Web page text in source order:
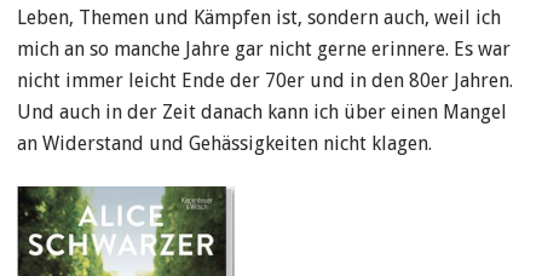
Leben, Themen und Kämpfen ist, sondern auch, weil ich
mich an so manche Jahre gar nicht gerne erinnere. Es war
nicht immer leicht Ende der 70er und in den 80er Jahren.
Und auch in der Zeit danach kann ich über einen Mangel
an Widerstand und Gehässigkeiten nicht klagen.